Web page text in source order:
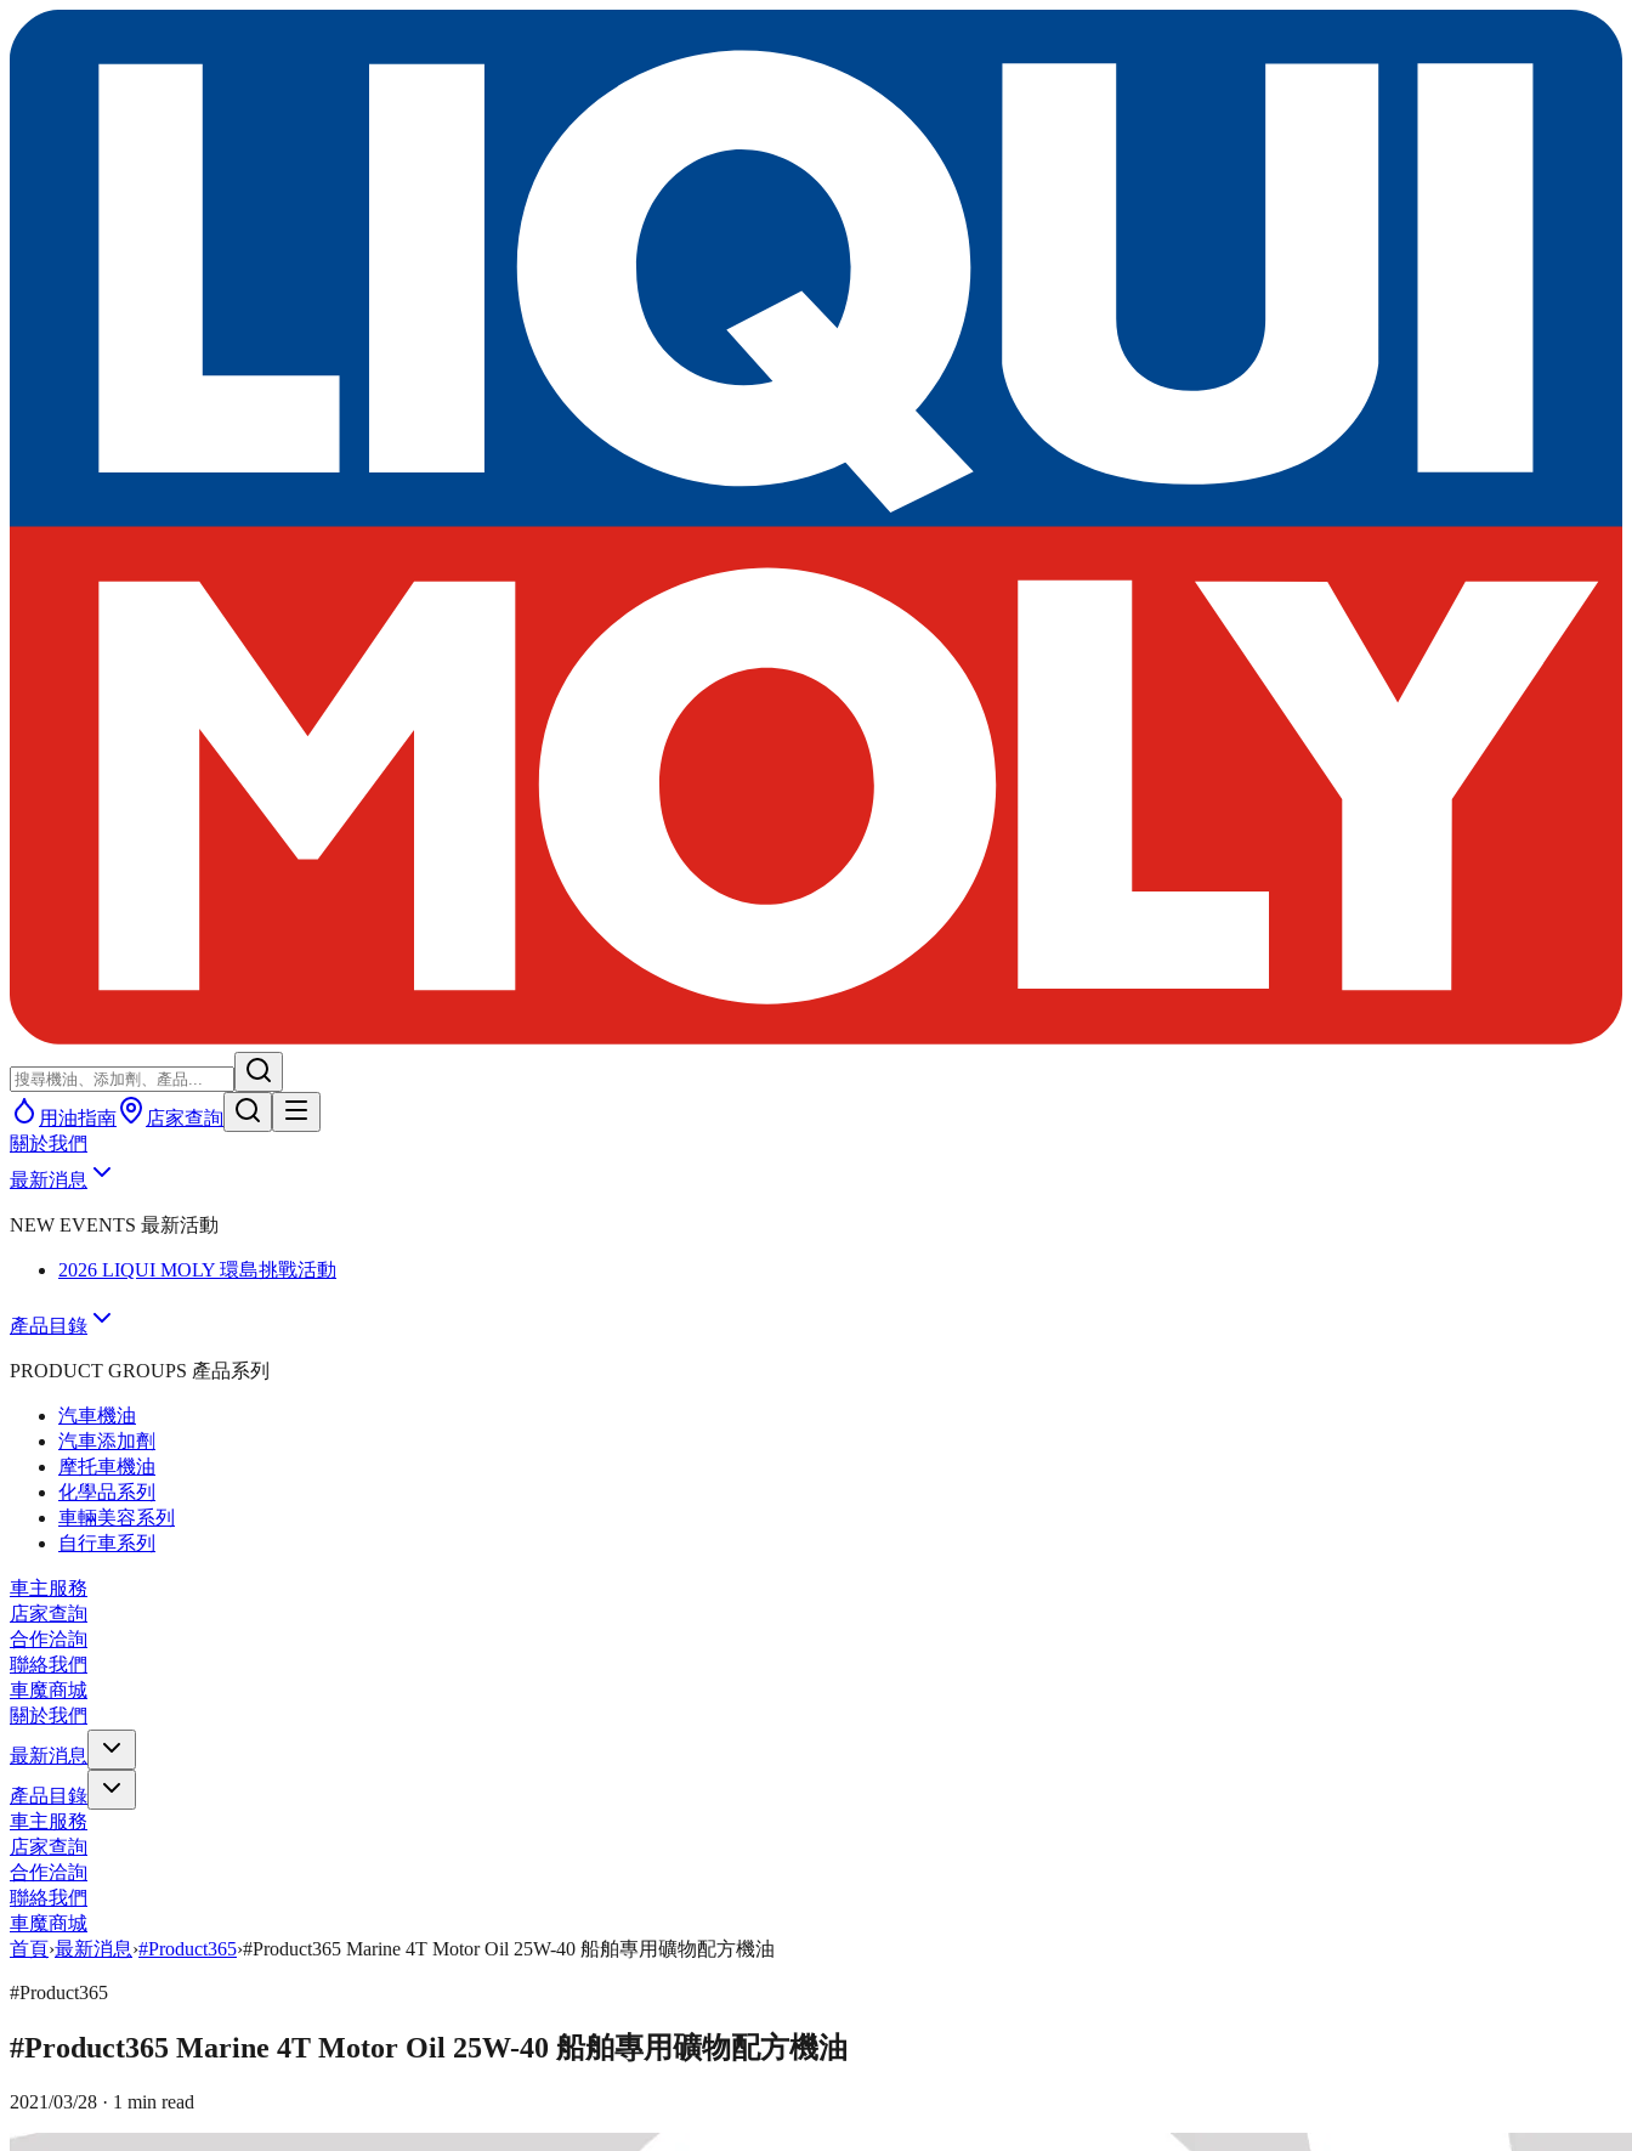
用油指南
店家查詢
關於我們
最新消息
NEW EVENTS 最新活動
2026 LIQUI MOLY 環島挑戰活動
產品目錄
PRODUCT GROUPS 產品系列
汽車機油
汽車添加劑
摩托車機油
化學品系列
車輛美容系列
自行車系列
車主服務
店家查詢
合作洽詢
聯絡我們
車魔商城
關於我們
最新消息
產品目錄
車主服務
店家查詢
合作洽詢
聯絡我們
車魔商城
首頁›最新消息›#Product365›#Product365 Marine 4T Motor Oil 25W-40 船舶專用礦物配方機油
#Product365
#Product365 Marine 4T Motor Oil 25W-40 船舶專用礦物配方機油
2021/03/28 · 1 min read